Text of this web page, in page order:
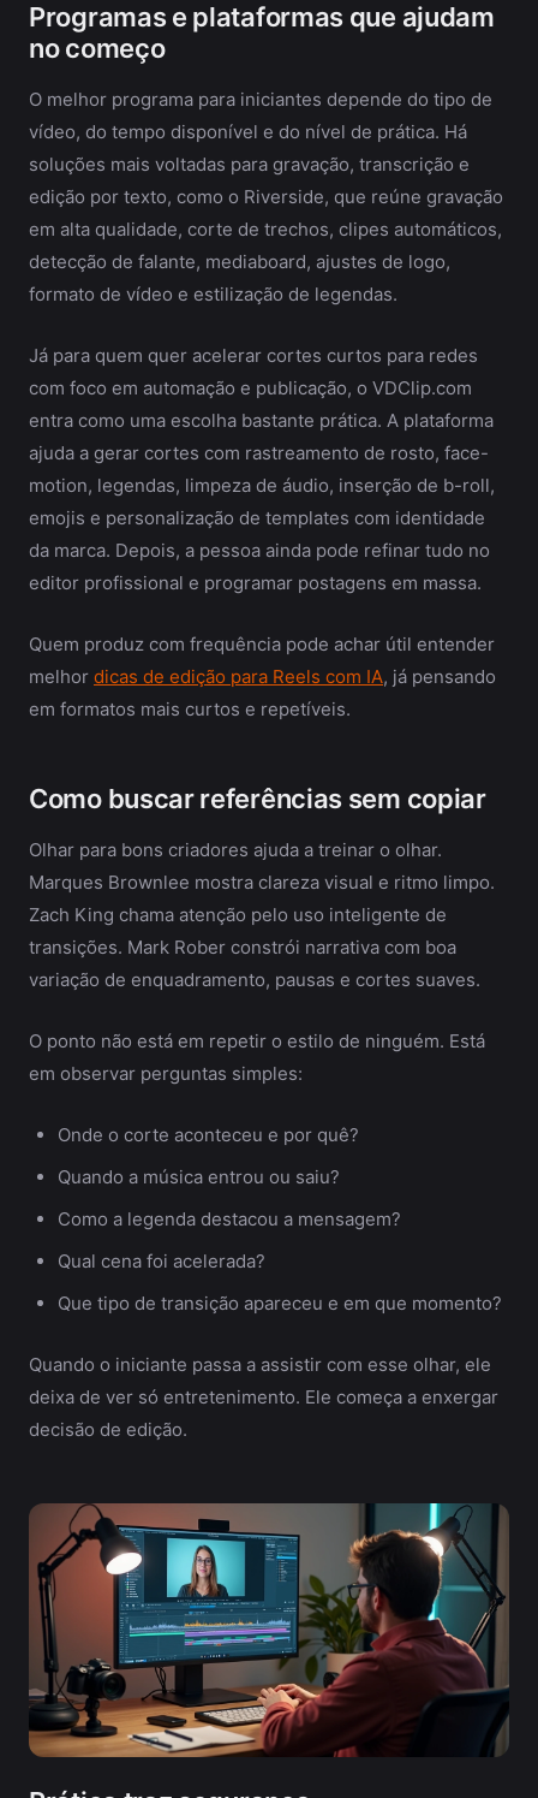
Programas e plataformas que ajudam
no começo
O melhor programa para iniciantes depende do tipo de
vídeo, do tempo disponível e do nível de prática. Há
soluções mais voltadas para gravação, transcrição e
edição por texto, como o Riverside, que reúne gravação
em alta qualidade, corte de trechos, clipes automáticos,
detecção de falante, mediaboard, ajustes de logo,
formato de vídeo e estilização de legendas.
Já para quem quer acelerar cortes curtos para redes
com foco em automação e publicação, o VDClip.com
entra como uma escolha bastante prática. A plataforma
ajuda a gerar cortes com rastreamento de rosto, face-
motion, legendas, limpeza de áudio, inserção de b-roll,
emojis e personalização de templates com identidade
da marca. Depois, a pessoa ainda pode refinar tudo no
editor profissional e programar postagens em massa.
Quem produz com frequência pode achar útil entender
melhor dicas de edição para Reels com IA, já pensando
em formatos mais curtos e repetíveis.
Como buscar referências sem copiar
Olhar para bons criadores ajuda a treinar o olhar.
Marques Brownlee mostra clareza visual e ritmo limpo.
Zach King chama atenção pelo uso inteligente de
transições. Mark Rober constrói narrativa com boa
variação de enquadramento, pausas e cortes suaves.
O ponto não está em repetir o estilo de ninguém. Está
em observar perguntas simples:
Onde o corte aconteceu e por quê?
Quando a música entrou ou saiu?
Como a legenda destacou a mensagem?
Qual cena foi acelerada?
Que tipo de transição apareceu e em que momento?
Quando o iniciante passa a assistir com esse olhar, ele
deixa de ver só entretenimento. Ele começa a enxergar
decisão de edição.